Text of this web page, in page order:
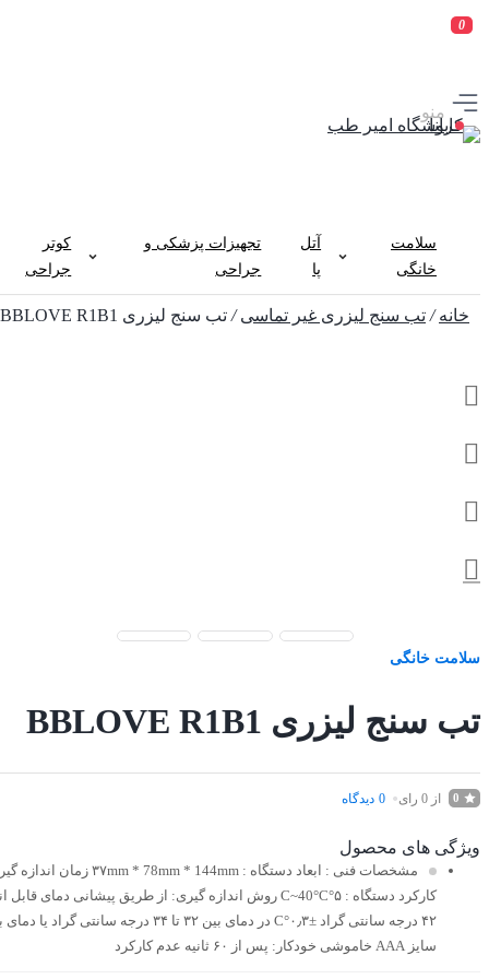
منو
0
سلامت
خانگی
آتل
پا
تجهیزات پزشکی و
جراحی
کوتر
جراحی
خانه/ تب سنج لیزری غیر تماسی/ تب سنج لیزری BBLOVE R1B1
سلامت خانگی
تب سنج لیزری BBLOVE R1B1
0 از 0 رای 0 دیدگاه
ویژگی های محصول
مشخصات فنی
سایز AAA خاموشی خودکار: پس از ۶۰ ثانیه عدم کارکرد